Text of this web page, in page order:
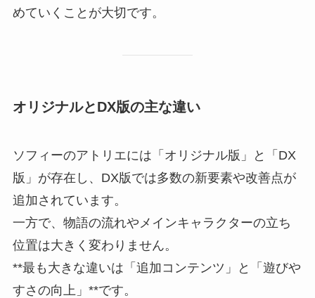
めていくことが大切です。
オリジナルとDX版の主な違い
ソフィーのアトリエには「オリジナル版」と「DX
版」が存在し、DX版では多数の新要素や改善点が
追加されています。
一方で、物語の流れやメインキャラクターの立ち
位置は大きく変わりません。
**最も大きな違いは「追加コンテンツ」と「遊びや
すさの向上」**です。